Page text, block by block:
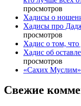
просмотров
Хадисы о
Хадисы про
просмотров
Хадис о том,
Хадис об
просмотров
«Сахих
Свежие